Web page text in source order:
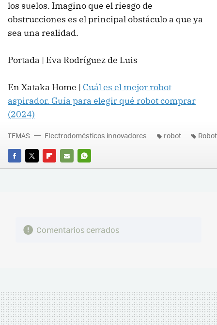
los suelos. Imagino que el riesgo de
obstrucciones es el principal obstáculo a que ya
sea una realidad.
Portada | Eva Rodríguez de Luis
En Xataka Home | Cuál es el mejor robot
aspirador. Guía para elegir qué robot comprar
(2024)
FACEBOOK
TWITTERFLIPBOARD
E-
WHATSAPP
TEMAS Electrodomésticos innovadores robot
Comentarios cerrados